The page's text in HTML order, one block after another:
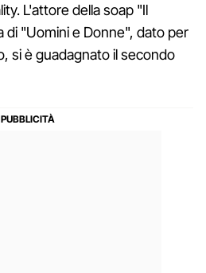
L'attore della soap "Il
"Uomini e Donne", dato per
si è guadagnato il secondo